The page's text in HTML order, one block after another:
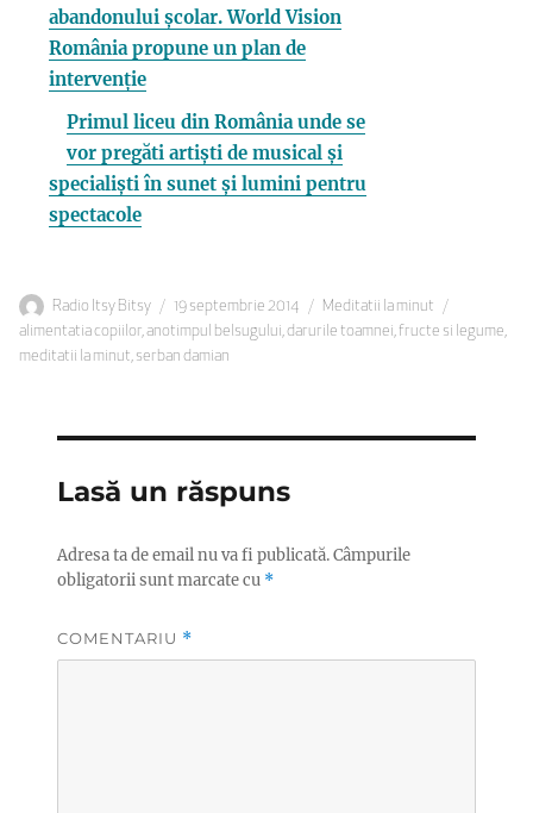
abandonului școlar. World Vision
România propune un plan de
intervenție
Primul liceu din România unde se
vor pregăti artiști de musical și
specialiști în sunet și lumini pentru
spectacole
Autor
Radio Itsy Bitsy
Publicat
pe
19 septembrie 2014 Categorii
Meditatii la minut
alimentatia copiilor,anotimpul belsugului,darurile toamnei,fructe si legume,
meditatii la minut, serban damian
Lasă un răspuns
Adresa ta de email nu va fi publicată.Câmpurile
obligatorii sunt marcate cu *
COMENTARIU *